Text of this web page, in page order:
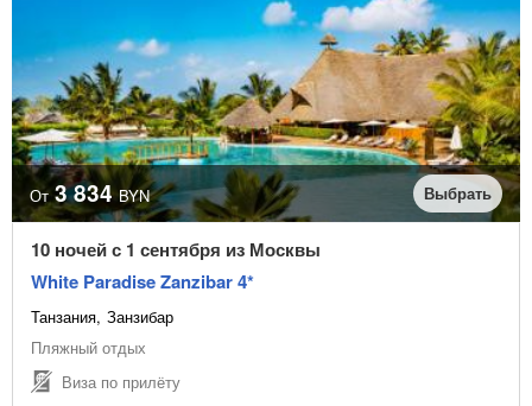
От 3 834 BYN Выбрать
10 ночей с 1 сентября из Москвы
White Paradise Zanzibar 4*
Танзания Занзибар
Пляжный отдых
Виза по прилёту